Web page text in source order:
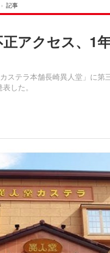
› 記事
アクセス、1
ステラ本舗長崎異人堂」に第
した。